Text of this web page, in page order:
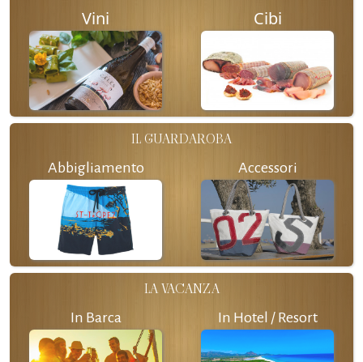
Vini Cibi
IL GUARDAROBA
Abbigliamento Accessori
LA VACANZA
In Barca In Hotel / Resort